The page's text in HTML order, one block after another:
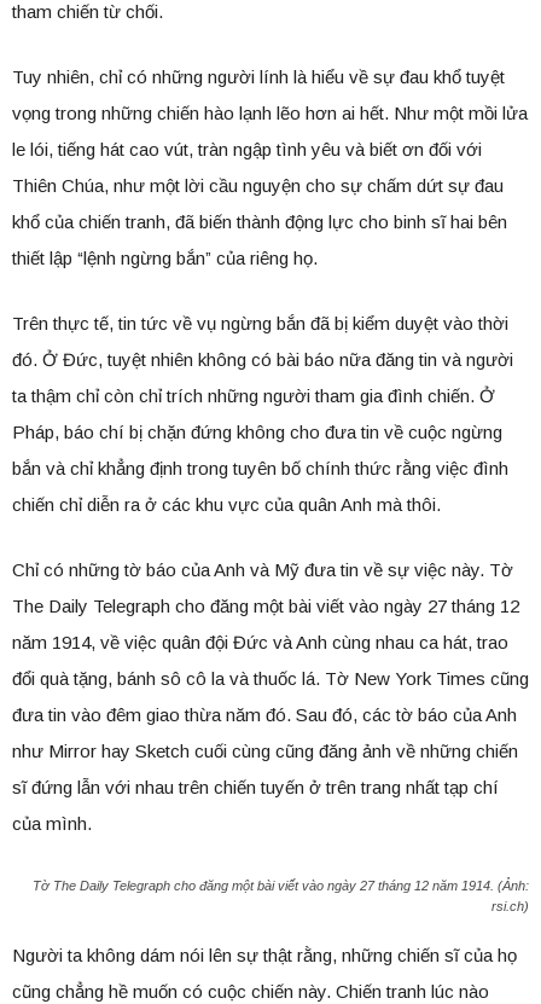
tham chiến từ chối.
Tuy nhiên, chỉ có những người lính là hiểu về sự đau khổ tuyệt
vọng trong những chiến hào lạnh lẽo hơn ai hết. Như một mồi lửa
le lói, tiếng hát cao vút, tràn ngập tình yêu và biết ơn đối với
Thiên Chúa, như một lời cầu nguyện cho sự chấm dứt sự đau
khổ của chiến tranh, đã biến thành động lực cho binh sĩ hai bên
thiết lập “lệnh ngừng bắn” của riêng họ.
Trên thực tế, tin tức về vụ ngừng bắn đã bị kiểm duyệt vào thời
đó. Ở Đức, tuyệt nhiên không có bài báo nữa đăng tin và người
ta thậm chỉ còn chỉ trích những người tham gia đình chiến. Ở
Pháp, báo chí bị chặn đứng không cho đưa tin về cuộc ngừng
bắn và chỉ khẳng định trong tuyên bố chính thức rằng việc đình
chiến chỉ diễn ra ở các khu vực của quân Anh mà thôi.
Chỉ có những tờ báo của Anh và Mỹ đưa tin về sự việc này. Tờ
The Daily Telegraph cho đăng một bài viết vào ngày 27 tháng 12
năm 1914, về việc quân đội Đức và Anh cùng nhau ca hát, trao
đổi quà tặng, bánh sô cô la và thuốc lá. Tờ New York Times cũng
đưa tin vào đêm giao thừa năm đó. Sau đó, các tờ báo của Anh
như Mirror hay Sketch cuối cùng cũng đăng ảnh về những chiến
sĩ đứng lẫn với nhau trên chiến tuyến ở trên trang nhất tạp chí
của mình.
Tờ The Daily Telegraph cho đăng một bài viết vào ngày 27 tháng 12 năm 1914. (Ảnh:
rsi.ch)
Người ta không dám nói lên sự thật rằng, những chiến sĩ của họ
cũng chẳng hề muốn có cuộc chiến này. Chiến tranh lúc nào